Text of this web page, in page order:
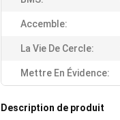
Accemble:
La Vie De Cercle:
Mettre En Évidence:
Description de produit